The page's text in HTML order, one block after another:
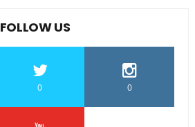
FOLLOW US
0 0